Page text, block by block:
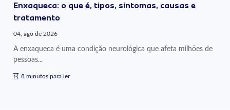
Enxaqueca: o que é, tipos, sintomas, causas e
tratamento
04, ago de 2026
A enxaqueca é uma condição neurológica que afeta milhões de
pessoas...
8 minutos para ler